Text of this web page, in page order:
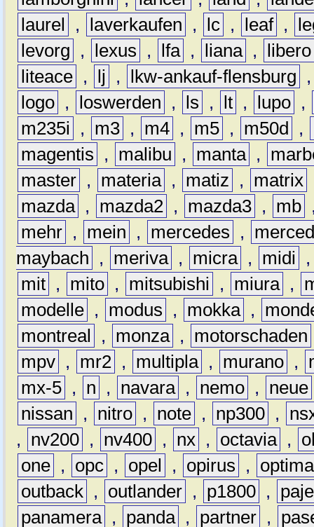
laurel
, laverkaufen , lc , leaf ,
levorg
, lexus , lfa , liana ,
libero
liteace , lj , lkw-ankauf-flensburg
logo , loswerden , ls , lt , lupo ,
m235i
, m3 , m4 , m5 , m50d ,
magentis
, malibu , manta ,
master , materia , matiz , matrix
mazda , mazda2 , mazda3 , mb
mehr , mein , mercedes ,
maybach
, meriva , micra , midi
mit , mito , mitsubishi , miura ,
modelle , modus , mokka ,
montreal
, monza , motorschaden
mpv , mr2 , multipla , murano ,
mx-5 , n , navara , nemo , neue
nissan
, nitro , note , np300 ,
,
nv200 , nv400 , nx , octavia ,
one , opc , opel , opirus ,
optima
outback , outlander , p1800 ,
panamera , panda , partner ,